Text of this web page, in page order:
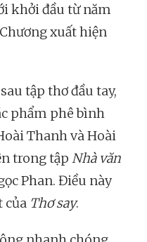
khởi đầu từ năm
xuất hiện
tập thơ đầu tay,
phẩm phê bình
Thanh và Hoài
trong tập Nhà văn
Phan. Điều này
của Thơ say.